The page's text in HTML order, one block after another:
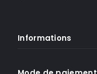
Informations